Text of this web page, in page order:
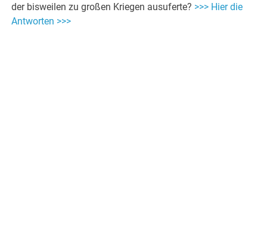
der bisweilen zu großen Kriegen ausuferte? >>> Hier die
Antworten >>>